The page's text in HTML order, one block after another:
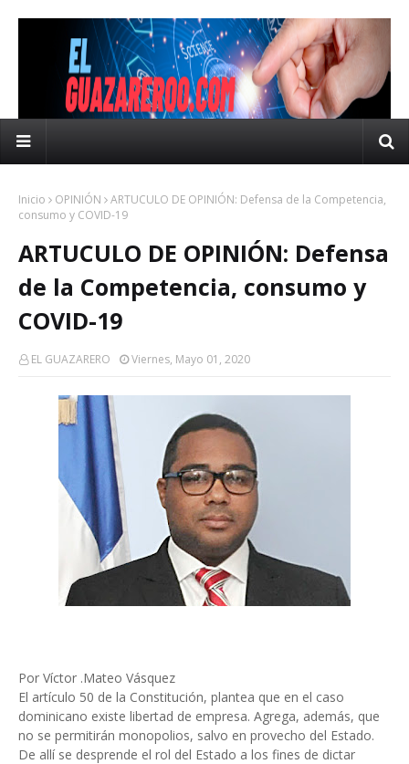
Inicio OPINIÓN
ARTUCULO DE OPINIÓN: Defensa de la Competencia,
consumo y COVID-19
ARTUCULO DE OPINIÓN: Defensa
de la Competencia, consumo y
COVID-19
EL GUAZARERO Viernes, Mayo 01, 2020
Por Víctor .Mateo Vásquez
El artículo 50 de la Constitución, plantea que en el caso
dominicano existe libertad de empresa. Agrega, además, que
no se permitirán monopolios, salvo en provecho del Estado.
De allí se desprende el rol del Estado a los fines de dictar